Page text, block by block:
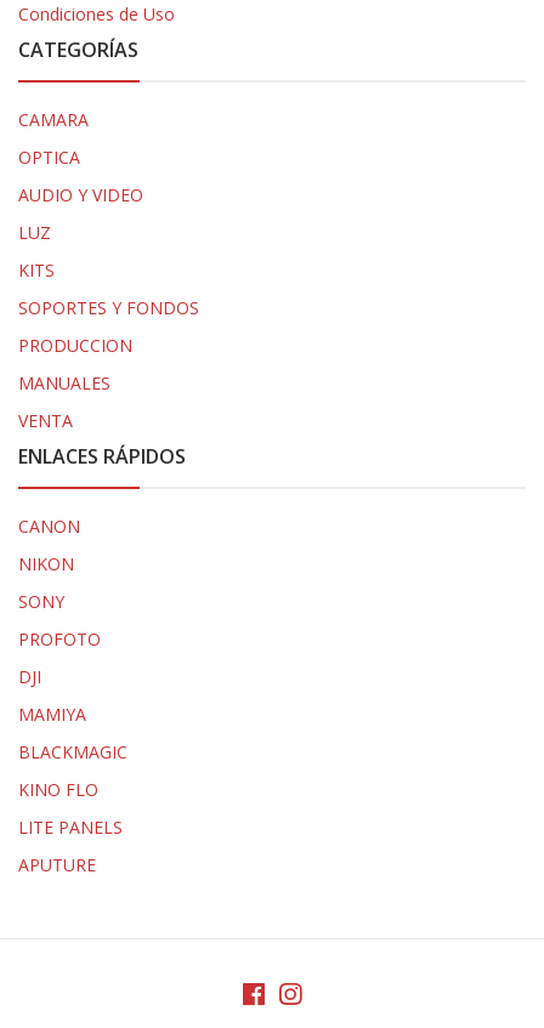
Condiciones de Uso
CATEGORÍAS
CAMARA
OPTICA
AUDIO Y VIDEO
LUZ
KITS
SOPORTES Y FONDOS
PRODUCCION
MANUALES
VENTA
ENLACES RÁPIDOS
CANON
NIKON
SONY
PROFOTO
DJI
MAMIYA
BLACKMAGIC
KINO FLO
LITE PANELS
APUTURE